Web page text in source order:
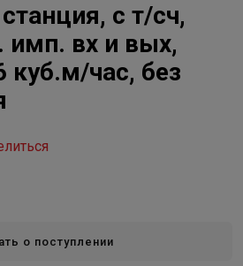
с т/сч,
имп. вх и вых,
куб.м/час, без
о поступлении